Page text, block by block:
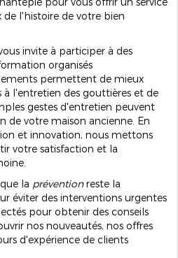
de l'histoire de votre bien
invite à participer à des
organisés
permettent de mieux
à l'entretien des gouttières et de
gestes d'entretien peuvent
de votre maison ancienne. En
et innovation, nous mettons
votre satisfaction et la
la préventionreste la
éviter des interventions urgentes
pour obtenir des conseils
nos nouveautés, nos offres
d'expérience de clients